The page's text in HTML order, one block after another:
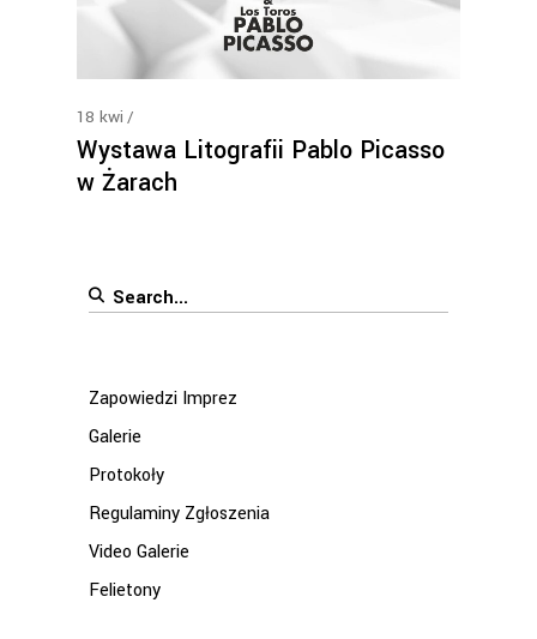
18 kwi
Wystawa Litografii Pablo Picasso
w Żarach
Search
Zapowiedzi Imprez
Galerie
Protokoły
Regulaminy Zgłoszenia
Video Galerie
Felietony